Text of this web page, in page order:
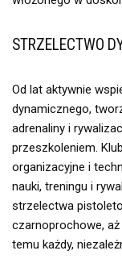
STRZELECTWO
Od lat aktywnie
dynamicznego,
adrenaliny i
przeszkoleniem.
organizacyjne i
nauki, treningu i
strzelectwa
czarnoprochowe,
temu każdy,